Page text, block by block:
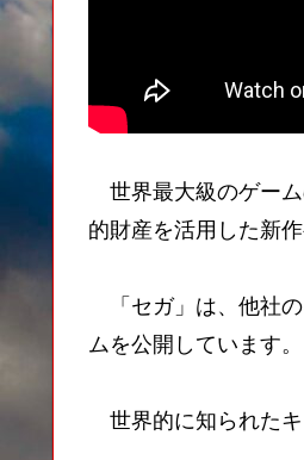
世界最大級のゲーム
的財産を活用した新
「セガ」は、他社の
ムを公開しています。
世界的に知られたキ